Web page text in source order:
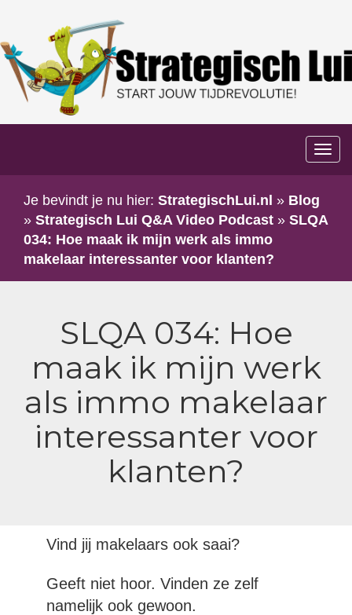
Je bevindt je nu hier: StrategischLui.nl » Blog
» Strategisch Lui Q&A Video Podcast » SLQA
034: Hoe maak ik mijn werk als immo
makelaar interessanter voor klanten?
SLQA 034: Hoe
maak ik mijn werk
als immo makelaar
interessanter voor
klanten?
Vind jij makelaars ook saai?
Geeft niet hoor. Vinden ze zelf
namelijk ook gewoon.